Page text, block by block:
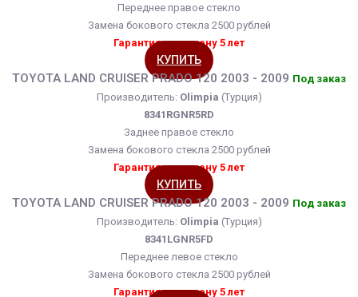
Переднее правое стекло
Замена бокового стекла 2500 рублей
Гарантия на замену 5 лет
КУПИТЬ
TOYOTA LAND CRUISER PRADO 120 2003 - 2009 Под заказ
Производитель: Olimpia (Турция)
8341RGNR5RD
Заднее правое стекло
Замена бокового стекла 2500 рублей
Гарантия на замену 5 лет
КУПИТЬ
TOYOTA LAND CRUISER PRADO 120 2003 - 2009 Под заказ
Производитель: Olimpia (Турция)
8341LGNR5FD
Переднее левое стекло
Замена бокового стекла 2500 рублей
Гарантия на замену 5 лет